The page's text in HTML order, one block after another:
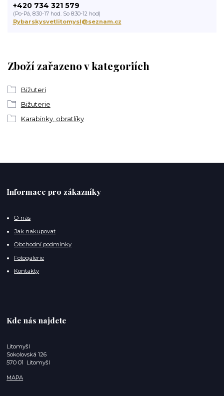
Zboží zařazeno v kategoriích
Bižuteri
Bižuterie
Karabinky, obratlíky
+420 734 321 579
(Po-Pá, 8:30-17 hod. So 8:30-12 hod)
Rybarskysvetlitomysl@seznam.cz
Informace pro zákazníky
O nás
Jak nakupovat
Obchodní podmínky
Fotogalerie
Kontakty
Kde nás najdete
Litomyšl
Sokolovská 126
570 01 Litomyšl
MAPA